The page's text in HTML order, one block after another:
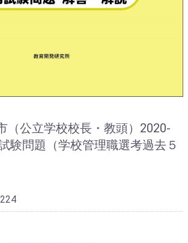
（公立学校校長・教頭）2020-
験問題（学校管理職選考過去５